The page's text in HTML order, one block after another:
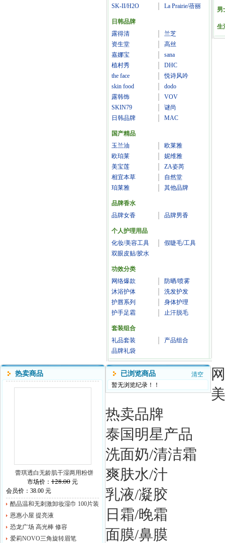
SK-II/H2O
La Prairie/蓓丽
日韩品牌
露得清
兰芝
资生堂
高丝
嘉娜宝
sana
植村秀
DHC
the face
悦诗风吟
skin food
dodo
露韩饰
VOV
SKIN79
谜尚
日韩品牌
MAC
国产精品
玉兰油
欧莱雅
欧珀莱
妮维雅
美宝莲
ZA姿芮
相宜本草
自然堂
珀莱雅
其他品牌
品牌香水
品牌女香
品牌男香
个人护理用品
化妆/美容工具
假睫毛/工具
双眼皮贴/胶水
功效分类
网络爆款
防晒/喷雾
沐浴护体
洗发护发
护唇系列
身体护理
护手足霜
止汗脱毛
套装组合
礼品套装
产品组合
品牌礼袋
男
生
热卖商品
蕾琪透白无龄肌干湿两用粉饼
市场价： 128.00 元
会员价： 38.00 元
酷品温和无刺激卸妆湿巾 100片装
恩惠小屋 提亮液
恐龙广场 高光棒 修容
爱莉NOVO三角旋转眉笔
已浏览商品
清空
暂无浏览纪录！！
热卖品牌
泰国明星产品
洗面奶/清洁霜
爽肤水/汁
乳液/凝胶
日霜/晚霜
面膜/鼻膜